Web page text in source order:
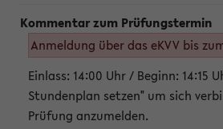
Anmeldung über das eKVV bis
Einlass: 14:00 Uhr / Beginn: 14:15
Stundenplan setzen" um sich
Prüfung anzumelden.